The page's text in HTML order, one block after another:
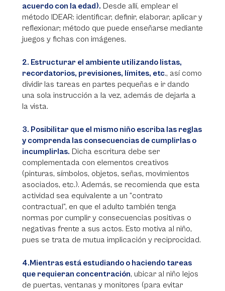
acuerdo con la edad). Desde allí, emplear el
método IDEAR: identificar, definir, elaborar, aplicar y
reflexionar; método que puede enseñarse mediante
juegos y fichas con imágenes.
2. Estructurar el ambiente utilizando listas,
recordatorios, previsiones, límites, etc., así como
dividir las tareas en partes pequeñas e ir dando
una sola instrucción a la vez, además de dejarla a
la vista.
3. Posibilitar que el mismo niño escriba las reglas
y comprenda las consecuencias de cumplirlas o
incumplirlas. Dicha escritura debe ser
complementada con elementos creativos
(pinturas, símbolos, objetos, señas, movimientos
asociados, etc.). Además, se recomienda que esta
actividad sea equivalente a un “contrato
contractual”, en que el adulto también tenga
normas por cumplir y consecuencias positivas o
negativas frente a sus actos. Esto motiva al niño,
pues se trata de mutua implicación y reciprocidad.
4.Mientras está estudiando o haciendo tareas
que requieran concentración, ubicar al niño lejos
de puertas, ventanas y monitores (para evitar